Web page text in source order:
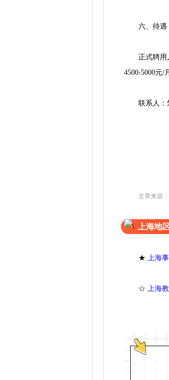
六、待遇
正式聘用人
4500-5000元/
联系人：朱
文章来源：
上海地
★ 上海
☆ 上海